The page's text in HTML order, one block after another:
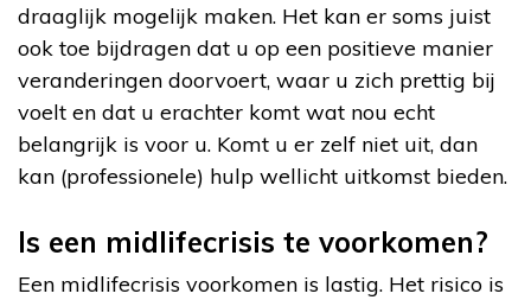
draaglijk mogelijk maken. Het kan er soms juist
ook toe bijdragen dat u op een positieve manier
veranderingen doorvoert, waar u zich prettig bij
voelt en dat u erachter komt wat nou echt
belangrijk is voor u. Komt u er zelf niet uit, dan
kan (professionele) hulp wellicht uitkomst bieden.
Is een midlifecrisis te voorkomen?
Een midlifecrisis voorkomen is lastig. Het risico is